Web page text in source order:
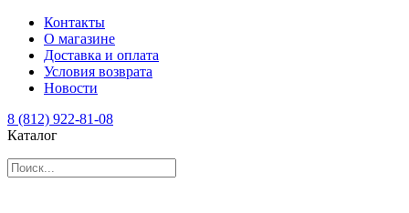
Контакты
О магазине
Доставка и оплата
Условия возврата
Новости
8 (812) 922-81-08
Каталог